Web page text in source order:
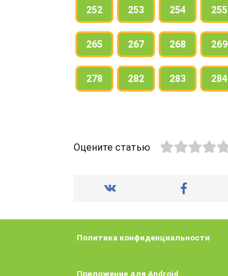
252 253 254 255
265 267 268 269
278 282 283 284
Оцените статью
Политика конфиденциальности
Приложение для Android